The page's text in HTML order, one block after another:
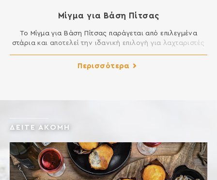
Μίγμα για Βάση Πίτσας
Το Μίγμα για Βάση Πίτσας παράγεται από επιλεγμένα
στάρια και αποτελεί την ιδανική επιλογή για λαχταριστές
προσθέσετε νερό και λάδι για ένα τέλειο ζυμάρι πίτσας
Περισσότερα
ΔΕΙΤΕ ΑΚΟΜΗ